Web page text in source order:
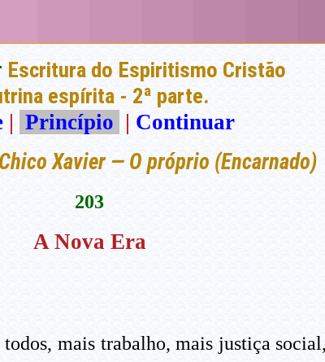
Escritura do Espiritismo Cristão
espírita - 2ª parte.
| Princípio | Continuar
Xavier — O próprio (Encarnado)
203
A Nova Era
mais trabalho, mais justiça